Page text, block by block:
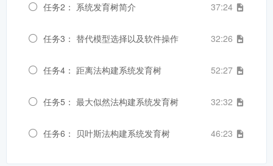
任务2： 系统发育树简介 37:24
任务3： 替代模型选择以及软件操作 32:26
任务4： 距离法构建系统发育树 52:27
任务5： 最大似然法构建系统发育树 32:32
任务6： 贝叶斯法构建系统发育树 46:23